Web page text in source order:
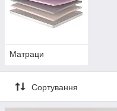
Матраци
Сортування